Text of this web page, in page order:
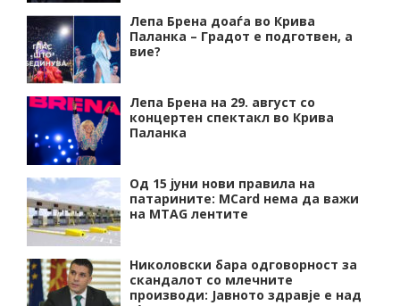
Лепа Брена доаѓа во Крива
Паланка – Градот е подготвен, а
вие?
Лепа Брена на 29. август со
концертен спектакл во Крива
Паланка
Од 15 јуни нови правила на
патарините: MCard нема да важи
на MTAG лентите
Николовски бара одговорност за
скандалот со млечните
производи: Јавното здравје е над